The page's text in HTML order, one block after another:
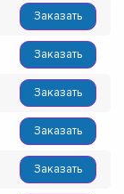
Заказать
Заказать
Заказать
Заказать
Заказать